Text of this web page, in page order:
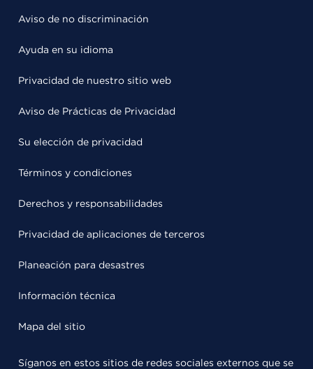
Aviso de no discriminación
Ayuda en su idioma
Privacidad de nuestro sitio web
Aviso de Prácticas de Privacidad
Su elección de privacidad
Términos y condiciones
Derechos y responsabilidades
Privacidad de aplicaciones de terceros
Planeación para desastres
Información técnica
Mapa del sitio
Síganos en estos sitios de redes sociales externos que se